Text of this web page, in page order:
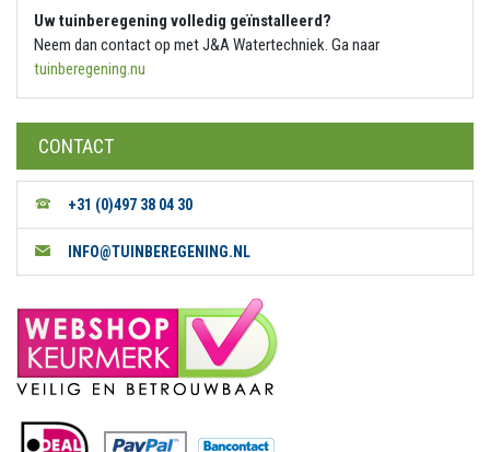
Uw tuinberegening volledig geïnstalleerd?
Neem dan contact op met J&A Watertechniek. Ga naar
tuinberegening.nu
CONTACT
+31 (0)497 38 04 30
INFO@TUINBEREGENING.NL